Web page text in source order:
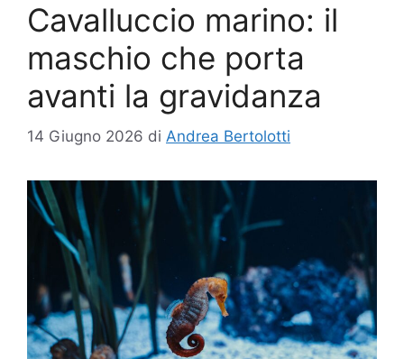
Cavalluccio marino: il
maschio che porta
avanti la gravidanza
14 Giugno 2026 di Andrea Bertolotti